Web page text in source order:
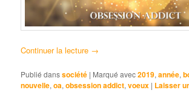
Continuer la lecture →
Publié danssociété | Marqué avec2019,année,
nouvelle,oa,obsession addict,voeux | Laisser